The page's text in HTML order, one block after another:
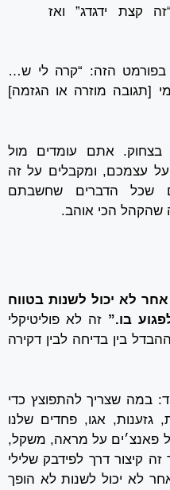
קצת ידגדג” ואז
הזה: “קרה לי ש…
[תגובה מוזרה או הגזמה]
בצחוק. אתם עומדים מול
עצמכם, ומקבלים על זה
שכל הדברים שחשבתם
שהקהל הכי אוהב.
לא יכול לשנות בטווח
בו.” זה לא פוליטיקלי
בין בדיחה לבין דקירה
במה שצריך להתפוצץ כדי
אגו, פחדים שלנו
פאנצ׳ים על מראה, משקל,
קיצור דרך לפידבק שלילי
לא יכול לשנות לא הופך